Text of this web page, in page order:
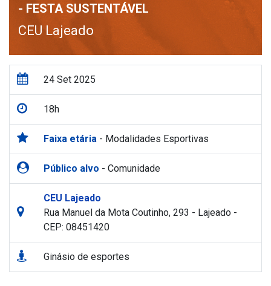
- FESTA SUSTENTÁVEL
CEU Lajeado
24 Set 2025
18h
Faixa etária - Modalidades Esportivas
Público alvo - Comunidade
CEU Lajeado
Rua Manuel da Mota Coutinho, 293 - Lajeado -
CEP: 08451420
Ginásio de esportes